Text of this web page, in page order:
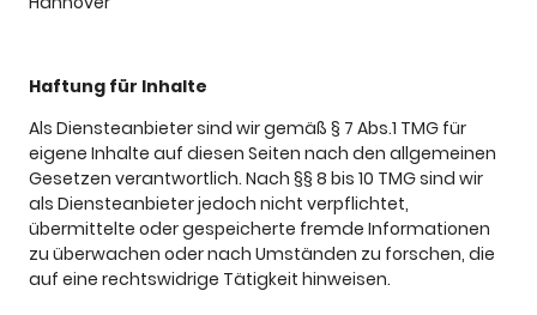
Haftung für Inhalte
Als Diensteanbieter sind wir gemäß § 7 Abs.1 TMG für
eigene Inhalte auf diesen Seiten nach den allgemeinen
Gesetzen verantwortlich. Nach §§ 8 bis 10 TMG sind wir
als Diensteanbieter jedoch nicht verpflichtet,
übermittelte oder gespeicherte fremde Informationen
zu überwachen oder nach Umständen zu forschen, die
auf eine rechtswidrige Tätigkeit hinweisen.